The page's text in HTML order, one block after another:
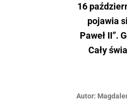
16
pojawia
Paweł II”.
Cały
Autor: